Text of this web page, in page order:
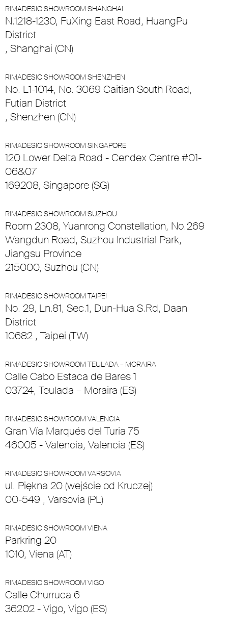
RIMADESIO SHOWROOM SHANGHAI
N.1218-1230, FuXing East Road, HuangPu
District
, Shanghai (CN)
RIMADESIO SHOWROOM SHENZHEN
No. L1-1014, No. 3069 Caitian South Road,
Futian District
, Shenzhen (CN)
RIMADESIO SHOWROOM SINGAPORE
120 Lower Delta Road - Cendex Centre #01-
06&07
169208, Singapore (SG)
RIMADESIO SHOWROOM SUZHOU
Room 2308, Yuanrong Constellation, No.269
Wangdun Road, Suzhou Industrial Park,
Jiangsu Province
215000, Suzhou (CN)
RIMADESIO SHOWROOM TAIPEI
No. 29, Ln.81, Sec.1, Dun-Hua S.Rd, Daan
District
10682 , Taipei (TW)
RIMADESIO SHOWROOM TEULADA – MORAIRA
Calle Cabo Estaca de Bares 1
03724, Teulada – Moraira (ES)
RIMADESIO SHOWROOM VALENCIA
Gran Vía Marqués del Turia 75
46005 - Valencia, Valencia (ES)
RIMADESIO SHOWROOM VARSOVIA
ul. Piękna 20 (wejście od Kruczej)
00-549 , Varsovia (PL)
RIMADESIO SHOWROOM VIENA
Parkring 20
1010, Viena (AT)
RIMADESIO SHOWROOM VIGO
Calle Churruca 6
36202 - Vigo, Vigo (ES)